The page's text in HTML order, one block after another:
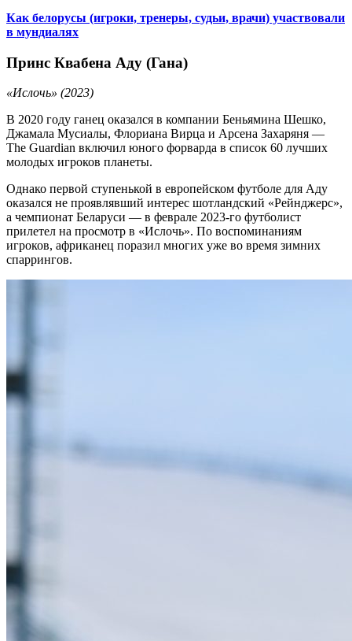
Как белорусы (игроки, тренеры, судьи, врачи) участвовали
в мундиалях
Принс Квабена Аду (Гана)
«Ислочь» (2023)
В 2020 году ганец оказался в компании Беньямина Шешко,
Джамала Мусиалы, Флориана Вирца и Арсена Захаряня —
The Guardian включил юного форварда в список 60 лучших
молодых игроков планеты.
Однако первой ступенькой в европейском футболе для Аду
оказался не проявлявший интерес шотландский «Рейнджерс»,
а чемпионат Беларуси — в феврале 2023-го футболист
прилетел на просмотр в «Ислочь». По воспоминаниям
игроков, африканец поразил многих уже во время зимних
спаррингов.